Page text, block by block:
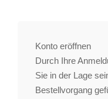
Konto eröffnen
Durch Ihre
Sie in der Lage
Bestellvorgang